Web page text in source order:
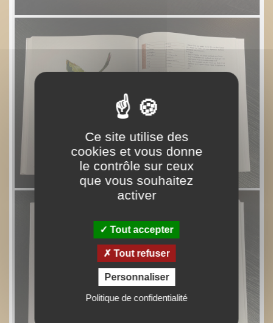
Ce site utilise des
cookies et vous donne
le contrôle sur ceux
que vous souhaitez
activer
Tout accepter
Tout refuser
Personnaliser
Politique de confidentialité